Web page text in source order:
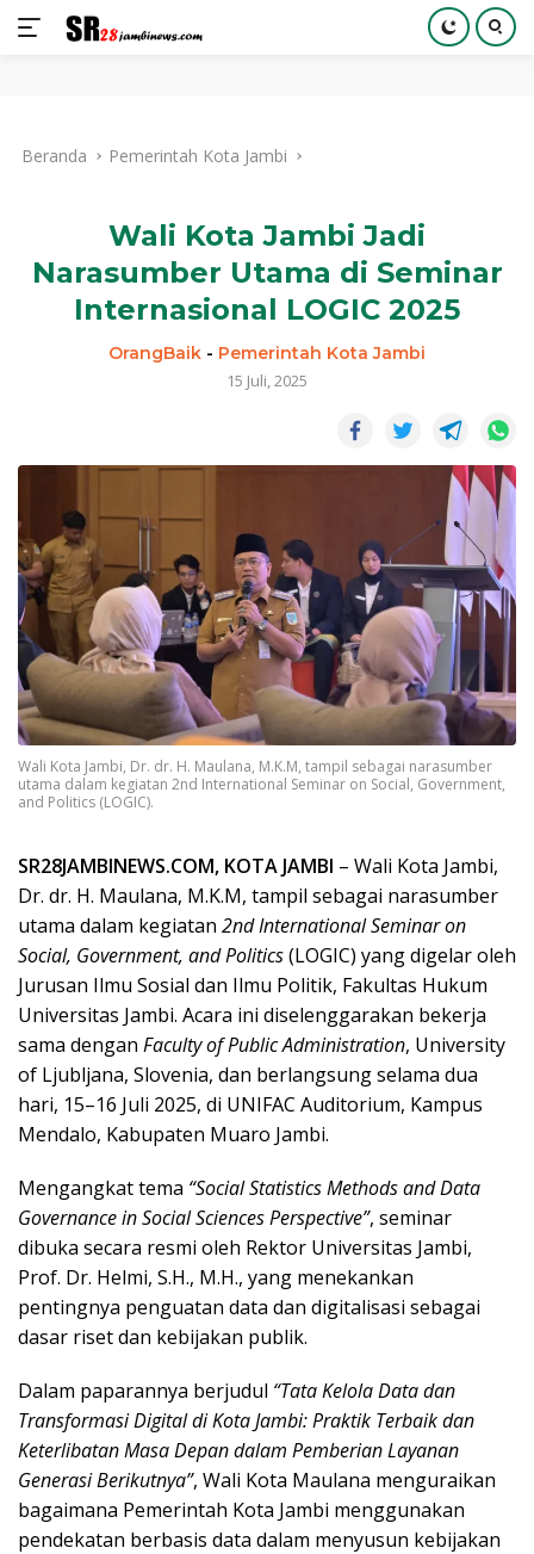
kontenBeranda Pemerintah Kota Jambi
Wali Kota Jambi Jadi
Narasumber Utama di Seminar
Internasional LOGIC 2025
OrangBaik - Pemerintah Kota Jambi
15 Juli, 2025
Wali Kota Jambi, Dr. dr. H. Maulana, M.K.M, tampil sebagai narasumber
utama dalam kegiatan 2nd International Seminar on Social, Government,
and Politics (LOGIC).
SR28JAMBINEWS.COM, KOTA JAMBI – Wali Kota Jambi,
Dr. dr. H. Maulana, M.K.M, tampil sebagai narasumber
utama dalam kegiatan 2nd International Seminar on
Social, Government, and Politics(LOGIC) yang digelar oleh
Jurusan Ilmu Sosial dan Ilmu Politik, Fakultas Hukum
Universitas Jambi. Acara ini diselenggarakan bekerja
sama dengan Faculty of Public Administration, University
of Ljubljana, Slovenia, dan berlangsung selama dua
hari, 15–16 Juli 2025, di UNIFAC Auditorium, Kampus
Mendalo, Kabupaten Muaro Jambi.
Mengangkat tema “Social Statistics Methods and Data
Governance in Social Sciences Perspective”, seminar
dibuka secara resmi oleh Rektor Universitas Jambi,
Prof. Dr. Helmi, S.H., M.H., yang menekankan
pentingnya penguatan data dan digitalisasi sebagai
dasar riset dan kebijakan publik.
Dalam paparannya berjudul “Tata Kelola Data dan
Transformasi Digital di Kota Jambi: Praktik Terbaik dan
Keterlibatan Masa Depan dalam Pemberian Layanan
Generasi Berikutnya”, Wali Kota Maulana menguraikan
bagaimana Pemerintah Kota Jambi menggunakan
pendekatan berbasis data dalam menyusun kebijakan